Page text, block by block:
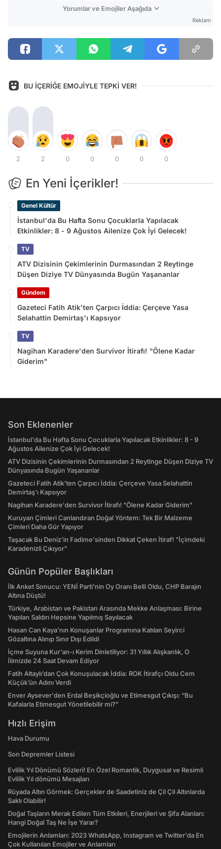
Yorumlar ve Emojiler Aşağıda
Reklam
BU İÇERİĞE EMOJİYLE TEPKİ VER!
2 2 0 0 0 0 0
En Yeni İçerikler!
Genel Kültür
İstanbul'da Bu Hafta Sonu Çocuklarla Yapılacak
Etkinlikler: 8 - 9 Ağustos Ailenize Çok İyi Gelecek!
TV
ATV Dizisinin Çekimlerinin Durmasından 2 Reytinge
Düşen Diziye TV Dünyasında Bugün Yaşananlar
Gündem
Gazeteci Fatih Atik'ten Çarpıcı İddia: Çerçeve Yasa
Selahattin Demirtaş'ı Kapsıyor
TV
Nagihan Karadere'den Survivor İtirafı! "Ölene Kadar
Giderim"
Son Eklenenler
İstanbul'da Bu Hafta Sonu Çocuklarla Yapılacak Etkinlikler: 8 - 9
Ağustos Ailenize Çok İyi Gelecek!
ATV Dizisinin Çekimlerinin Durmasından 2 Reytinge Düşen Diziye TV
Dünyasında Bugün Yaşananlar
Gazeteci Fatih Atik'ten Çarpıcı İddia: Çerçeve Yasa Selahattin
Demirtaş'ı Kapsıyor
Nagihan Karadere'den Survivor İtirafı! "Ölene Kadar Giderim"
Kuruyan Çimleri Canlandıran Doğal Yöntem: Tek Bir Malzeme
Çimleri Daha Gür Yapıyor
Taşacak Bu Deniz'in Fadime'sinden Dikkat Çeken İtiraf! "İçimdeki
Karadenizli Çıkıyor"
Günün Popüler Başlıkları
İlk Anket Sonucu: YENİ Parti'nin Oy Oranı Belli Oldu, CHP Barajın
Altına Düştü!
Türkiye, Arabistan ve Pakistan Arasında Mekke Anlaşması: Birine
Yapılan Saldırı Hepsine Yapılmış Sayılacak
Hasan Can Kaya’nın Konuşanlar Programına Katılan Seyirci
Gözaltına Alınıp Sınır Dışı Edildi
İçme Suyuna Kur'an-ı Kerim Dinletiliyor: 31 Yıllık Alışkanlık, O
İlimizde 24 Saat Devam Ediyor
Fatih Altaylı’dan Çok Konuşulacak İddia: ROK İtirafçı Oldu Cem
Küçük’ün Adını Verdi
Enver Aysever'den Erdal Beşikçioğlu ve Etimesgut Çıkışı: “Bu
Kafalarla Etimesgut Yönetilebilir mi?”
Hızlı Erişim
Hava Durumu
Son Depremler Listesi
Evlilik Yıl Dönümü Sözleri! En Özel Romantik, Duygusal ve Resimli
Evlilik Yıl dönümü Mesajları
Rüyada Altın Görmek: Gerçekler de Saadetiniz de Çil Çil Altınlarda
Saklı Olabilir!
Doğal Taşların Merak Edilen Tüm Etkileri, Enerjileri ve Şifa Alanları:
Hangi Doğal Taş Ne İşe Yarar?
Emojilerin Anlamları: 2023 WhatsApp, Instagram ve Twitter'da En
Çok Kullanılan Emojiler ve Anlamları